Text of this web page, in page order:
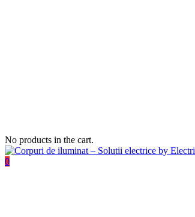
No products in the cart.
0